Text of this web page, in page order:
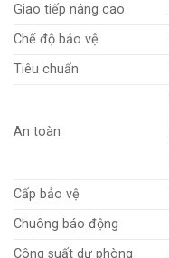
Giao tiếp nâng cao
Chế độ bảo vệ
Tiêu chuẩn
An toàn
Cấp bảo vệ
Chuông báo động
Công suất dự phòng